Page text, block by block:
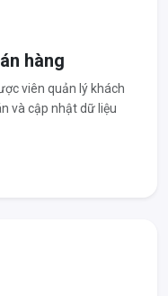
hàng
viên quản lý khách
và cập nhật dữ liệu